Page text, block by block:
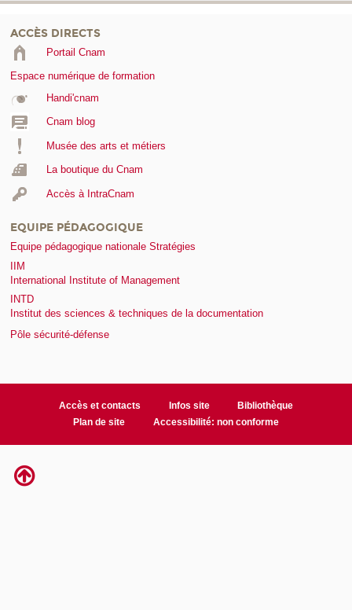
ACCÈS DIRECTS
Portail Cnam
Espace numérique de formation
Handi'cnam
Cnam blog
Musée des arts et métiers
La boutique du Cnam
Accès à IntraCnam
EQUIPE PÉDAGOGIQUE
Equipe pédagogique nationale Stratégies
IIM
International Institute of Management
INTD
Institut des sciences & techniques de la documentation
Pôle sécurité-défense
Accès et contacts Infos site
Bibliothèque
Plan de site
Accessibilité: non conforme